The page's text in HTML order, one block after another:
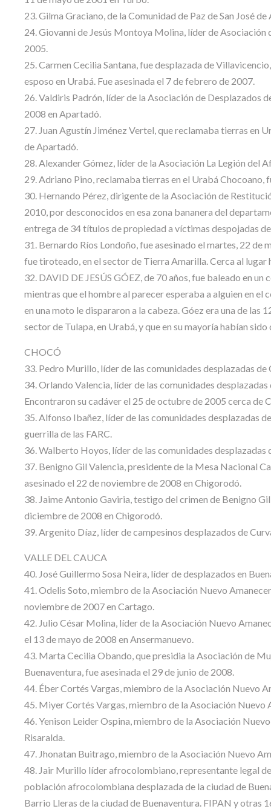
23. Gilma Graciano, de la Comunidad de Paz de San José
24. Giovanni de Jesús Montoya Molina, líder de
2005.
25. Carmen Cecilia Santana, fue desplazada de
esposo en Urabá. Fue asesinada el 7 de febrero de 2007.
26. Valdiris Padrón, líder de la Asociación de Desplazados
2008 en Apartadó.
27. Juan Agustín Jiménez Vertel, que reclamaba tierras en
de Apartadó.
28. Alexander Gómez, líder de la Asociación La Legión del
29. Adriano Pino, reclamaba tierras en el Urabá
30. Hernando Pérez, dirigente de la Asociación de
2010, por desconocidos en esa zona bananera del
entrega de 34 títulos de propiedad a víctimas despojadas
31. Bernardo Ríos Londoño, fue asesinado el martes, 22 de
fue tiroteado, en el sector de Tierra Amarilla. Cerca al lugar
32. DAVID DE JESÚS GÓEZ, de 70 años, fue baleado en
mientras que el hombre al parecer esperaba a alguien en
en una moto le dispararon a la cabeza. Góez era una de
sector de Tulapa, en Urabá, y que en su mayoría habían
CHOCÓ
33. Pedro Murillo, líder de las comunidades desplazadas
34. Orlando Valencia, líder de las comunidades
Encontraron su cadáver el 25 de octubre de 2005 cerca de
35. Alfonso Ibañez, líder de las comunidades desplazadas
guerrilla de las FARC.
36. Walberto Hoyos, líder de las comunidades
37. Benigno Gil Valencia, presidente de la Mesa Nacional
asesinado el 22 de noviembre de 2008 en Chigorodó.
38. Jaime Antonio Gaviria, testigo del crimen de Benigno
diciembre de 2008 en Chigorodó.
39. Argenito Díaz, líder de campesinos desplazados de
VALLE DEL CAUCA
40. José Guillermo Sosa Neira, líder de desplazados en
41. Odelis Soto, miembro de la Asociación Nuevo
noviembre de 2007 en Cartago.
42. Julio César Molina, líder de la Asociación Nuevo
el 13 de mayo de 2008 en Ansermanuevo.
43. Marta Cecilia Obando, que presidia la Asociación de
Buenaventura, fue asesinada el 29 de junio de 2008.
44. Éber Cortés Vargas, miembro de la Asociación Nuevo
45. Miyer Cortés Vargas, miembro de la Asociación Nuevo
46. Yenison Leider Ospina, miembro de la Asociación
Risaralda.
47. Jhonatan Buitrago, miembro de la Asociación Nuevo
48. Jair Murillo líder afrocolombiano, representante legal
población afrocolombiana desplazada de la ciudad de
Barrio Lleras de la ciudad de Buenaventura. FIPAN y